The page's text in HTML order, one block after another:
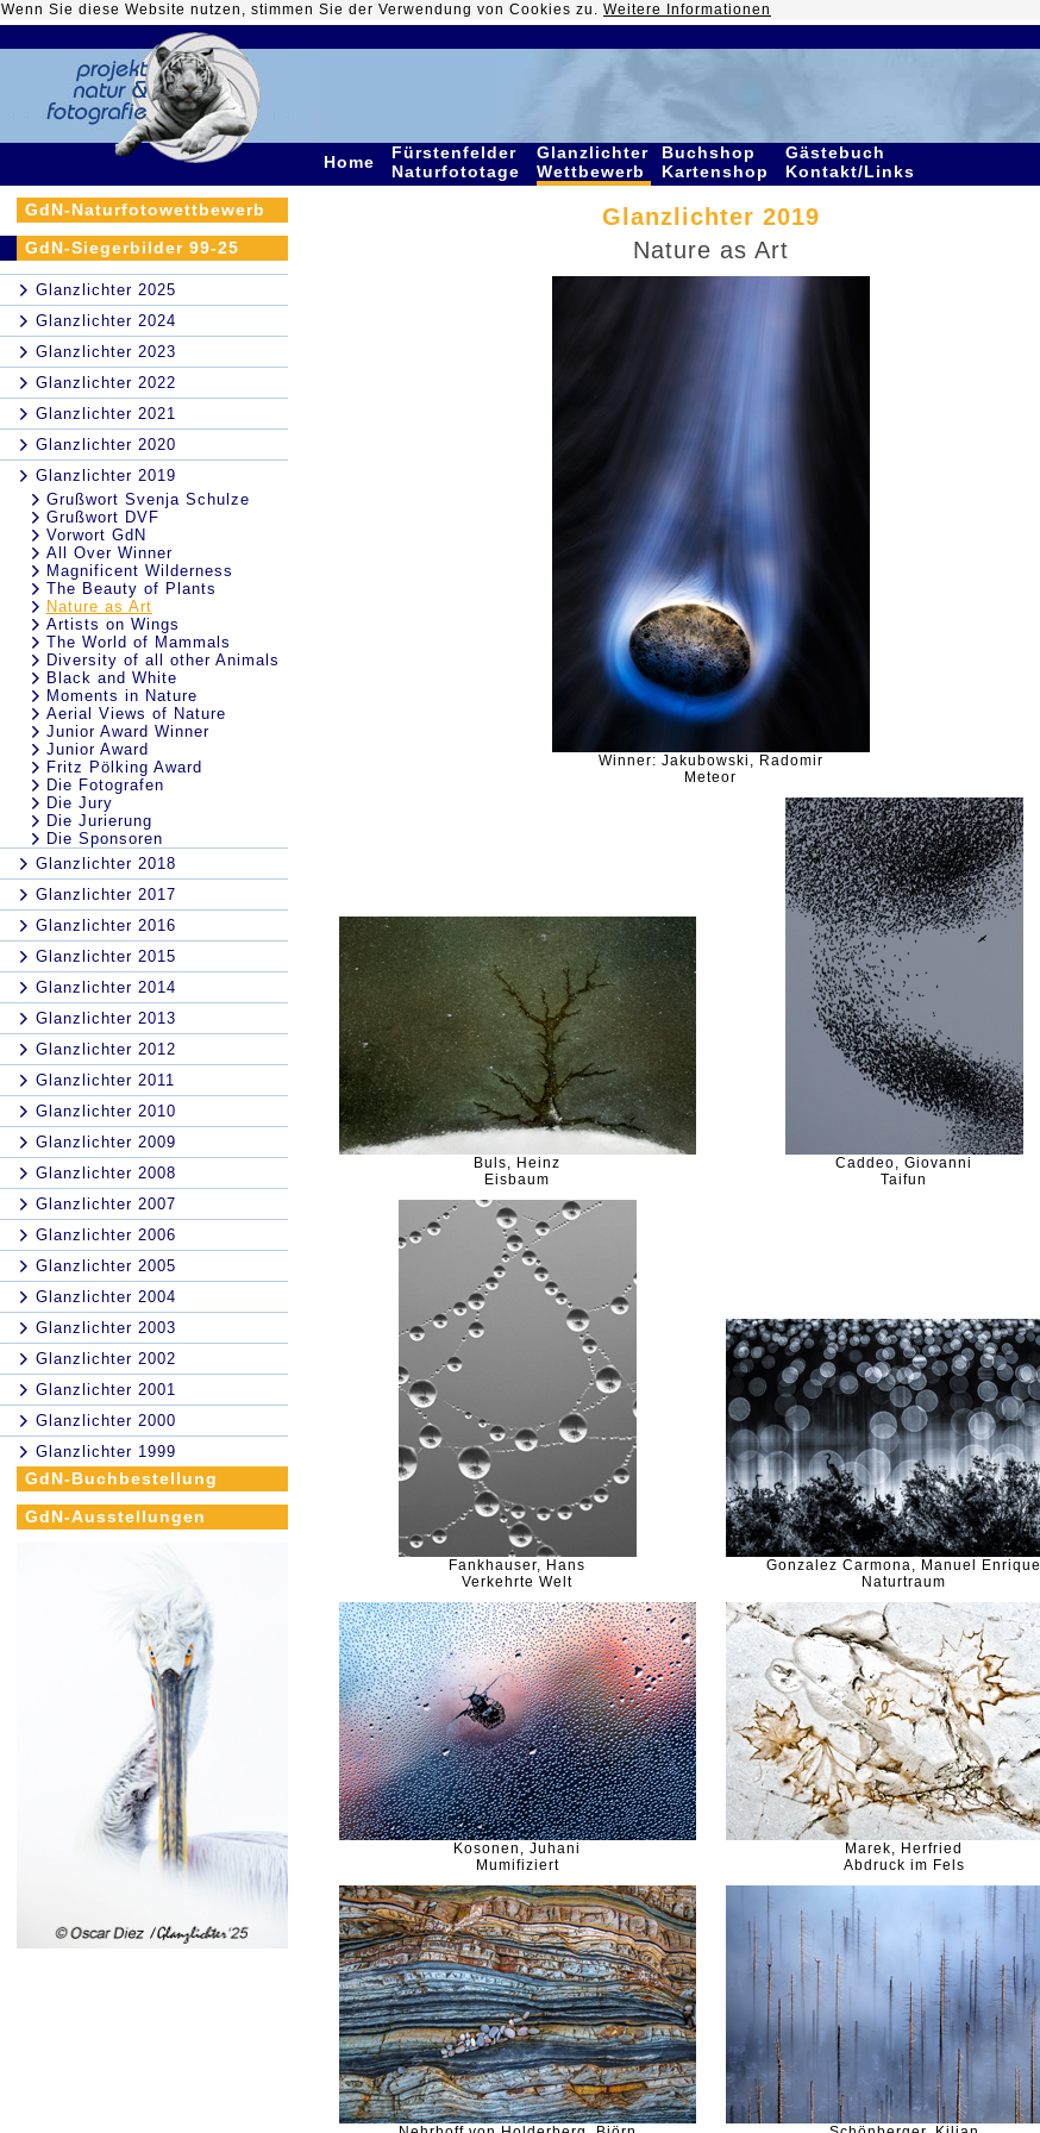
Wenn Sie diese Website nutzen, stimmen Sie der Verwendung von Cookies zu. Weitere Informationen
Home
Fürstenfelder
Naturfototage
Glanzlichter
Wettbewerb
Buchshop
Kartenshop
Gästebuch
Kontakt/Links
GdN-Naturfotowettbewerb
GdN-Siegerbilder 99-25
Glanzlichter 2025
Glanzlichter 2024
Glanzlichter 2023
Glanzlichter 2022
Glanzlichter 2021
Glanzlichter 2020
Glanzlichter 2019
Grußwort Svenja Schulze
Grußwort DVF
Vorwort GdN
All Over Winner
Magnificent Wilderness
The Beauty of Plants
Nature as Art
Artists on Wings
The World of Mammals
Diversity of all other Animals
Black and White
Moments in Nature
Aerial Views of Nature
Junior Award Winner
Junior Award
Fritz Pölking Award
Die Fotografen
Die Jury
Die Jurierung
Die Sponsoren
Glanzlichter 2018
Glanzlichter 2017
Glanzlichter 2016
Glanzlichter 2015
Glanzlichter 2014
Glanzlichter 2013
Glanzlichter 2012
Glanzlichter 2011
Glanzlichter 2010
Glanzlichter 2009
Glanzlichter 2008
Glanzlichter 2007
Glanzlichter 2006
Glanzlichter 2005
Glanzlichter 2004
Glanzlichter 2003
Glanzlichter 2002
Glanzlichter 2001
Glanzlichter 2000
Glanzlichter 1999
GdN-Buchbestellung
GdN-Ausstellungen
Glanzlichter 2019
Nature as Art
Winner: Jakubowski, Radomir
Meteor
Buls, Heinz
Eisbaum
Caddeo, Giovanni
Taifun
Fankhauser, Hans
Verkehrte Welt
Gonzalez Carmona, Manuel Enrique
Naturtraum
Kosonen, Juhani
Mumifiziert
Marek, Herfried
Abdruck im Fels